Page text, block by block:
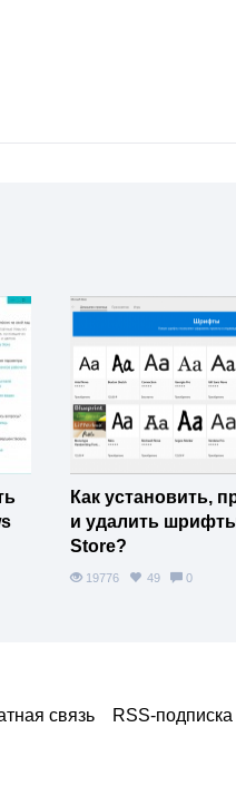
Как установить,
и удалить
Store?
19776 49 0
связь RSS‑подписка